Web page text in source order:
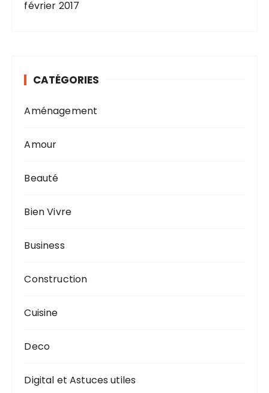
février 2017
CATÉGORIES
Aménagement
Amour
Beauté
Bien Vivre
Business
Construction
Cuisine
Deco
Digital et Astuces utiles